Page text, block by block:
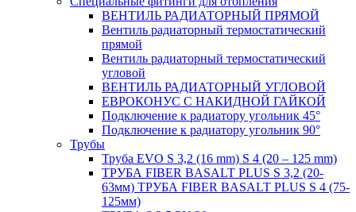
ВЕНТИЛЬ РАДИАТОРНЫЙ ПРЯМОЙ
Вентиль радиаторный термостатический
прямой
Вентиль радиаторный термостатический
угловой
ВЕНТИЛЬ РАДИАТОРНЫЙ УГЛОВОЙ
ЕВРОКОНУС С НАКИДНОЙ ГАЙКОЙ
Подключение к радиатору угольник 45°
Подключение к радиатору угольник 90°
Трубы
Труба EVO S 3,2 (16 mm) S 4 (20 – 125 mm)
ТРУБА FIBER BASALT PLUS S 3,2 (20-
63мм) ТРУБА FIBER BASALT PLUS S 4 (75-
125мм)